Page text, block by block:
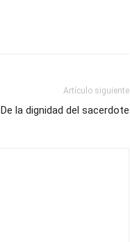
Artículo siguiente
De la dignidad del sacerdote